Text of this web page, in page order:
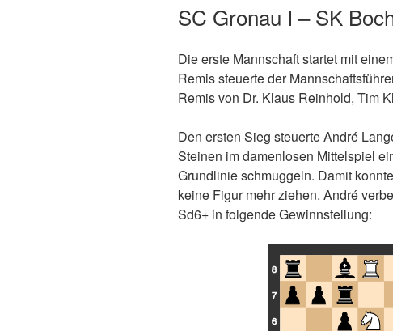
SC Gronau I – SK
Die erste Mannschaft startet mit
Remis steuerte der
Remis von Dr. Klaus Reinhold, Tim
Den ersten Sieg steuerte André
Steinen im damenlosen Mittelspiel
Grundlinie schmuggeln. Damit
keine Figur mehr ziehen. André
Sd6+ in folgende Gewinnstellung:
8
7
6
Lizenz: CC BY-SA 3.0, siehe unten